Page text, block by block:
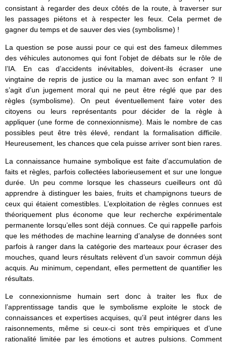
consistant à regarder des deux côtés de la route, à traverser sur
les passages piétons et à respecter les feux. Cela permet de
gagner du temps et de sauver des vies (symbolisme) !
La question se pose aussi pour ce qui est des fameux dilemmes
des véhicules autonomes qui font l’objet de débats sur le rôle de
l’IA. En cas d’accidents inévitables, doivent-ils écraser une
vingtaine de repris de justice ou la maman avec son enfant ? Il
s’agit d’un jugement moral qui ne peut être réglé que par des
règles (symbolisme). On peut éventuellement faire voter des
citoyens ou leurs représentants pour décider de la règle à
appliquer (une forme de connexionnisme). Mais le nombre de cas
possibles peut être très élevé, rendant la formalisation difficile.
Heureusement, les chances que cela puisse arriver sont bien rares.
La connaissance humaine symbolique est faite d’accumulation de
faits et règles, parfois collectées laborieusement et sur une longue
durée. Un peu comme lorsque les chasseurs cueilleurs ont dû
apprendre à distinguer les baies, fruits et champignons tueurs de
ceux qui étaient comestibles. L’exploitation de règles connues est
théoriquement plus économe que leur recherche expérimentale
permanente lorsqu’elles sont déjà connues. Ce qui rappelle parfois
que les méthodes de machine learning d’analyse de données sont
parfois à ranger dans la catégorie des marteaux pour écraser des
mouches, quand leurs résultats relèvent d’un savoir commun déjà
acquis. Au minimum, cependant, elles permettent de quantifier les
résultats.
Le connexionnisme humain sert donc à traiter les flux de
l’apprentissage tandis que le symbolisme exploite le stock de
connaissances et expertises acquises, qu’il peut intégrer dans les
raisonnements, même si ceux-ci sont très empiriques et d’une
rationalité limitée par les émotions et autres pulsions. Comment